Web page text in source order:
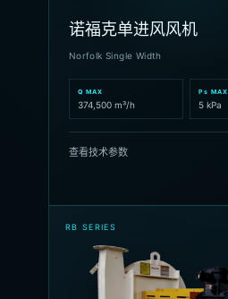
诺福克单进风风机
Norfolk Single Width
Q MAX
374,500 m³/h
Ps MAX
5 kPa
查看技术参数
RB SERIES